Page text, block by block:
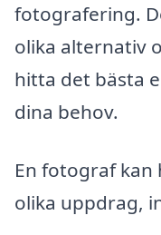
fotografering.
olika alternativ
hitta det bästa
dina behov.
En fotograf kan
olika uppdrag,